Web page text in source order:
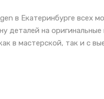
в Екатеринбурге всех
деталей на
в мастерской, так и с